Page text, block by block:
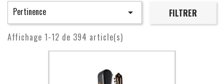
Pertinence  FILTRER
Affichage 1-12 de 394 article(s)